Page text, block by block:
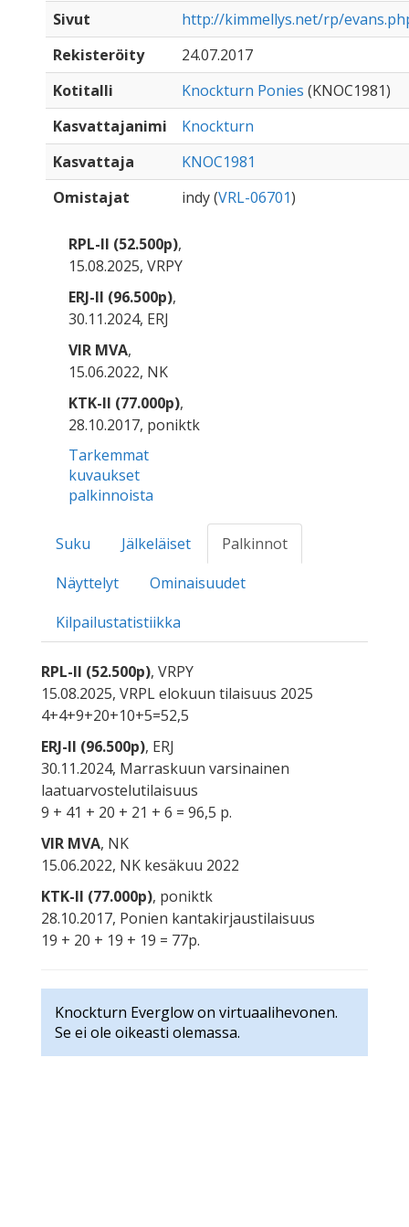
Sivut
http://kimmellys.net/rp/
Rekisteröity
24.07.2017
Kotitalli
Knockturn Ponies (KNOC1981)
Kasvattajanimi
Knockturn
Kasvattaja
KNOC1981
Omistajat
indy (VRL-06701)
RPL-II (52.500p),
15.08.2025, VRPY
ERJ-II (96.500p),
30.11.2024, ERJ
VIR MVA,
15.06.2022, NK
KTK-II (77.000p),
28.10.2017, poniktk
Tarkemmat
kuvaukset
palkinnoista
Suku Jälkeläiset
Palkinnot
Näyttelyt
Ominaisuudet
Kilpailustatistiikka
RPL-II (52.500p), VRPY
15.08.2025, VRPL elokuun tilaisuus 2025
4+4+9+20+10+5=52,5
ERJ-II (96.500p), ERJ
30.11.2024, Marraskuun varsinainen
laatuarvostelutilaisuus
9 + 41 + 20 + 21 + 6 = 96,5 p.
VIR MVA, NK
15.06.2022, NK kesäkuu 2022
KTK-II (77.000p), poniktk
28.10.2017, Ponien kantakirjaustilaisuus
19 + 20 + 19 + 19 = 77p.
Knockturn Everglow on virtuaalihevonen.
Se ei ole oikeasti olemassa.